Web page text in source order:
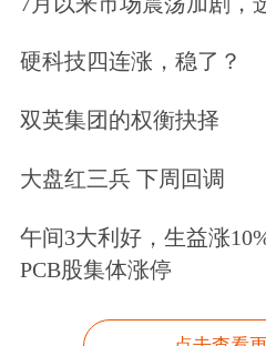
硬科技四连涨，稳了？
双英集团的权衡抉择
大盘红三兵 下周回调
午间3大利好，生益涨
PCB股集体涨停